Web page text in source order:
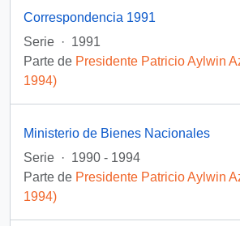
Correspondencia 1991
Serie · 1991
Parte de Presidente Patricio Aylwin
1994)
Ministerio de Bienes Nacionales
Serie · 1990 - 1994
Parte de Presidente Patricio Aylwin
1994)